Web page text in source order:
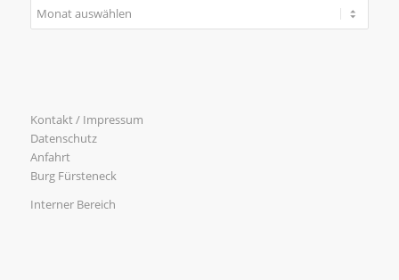
Kontakt / Impressum
Datenschutz
Anfahrt
Burg Fürsteneck
Interner Bereich